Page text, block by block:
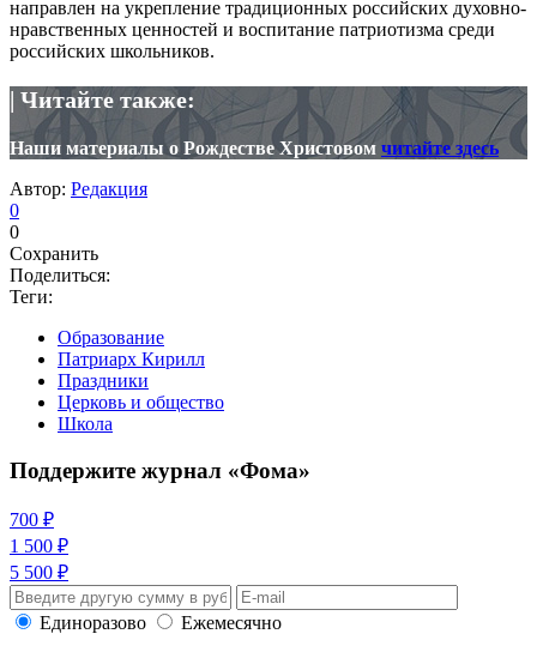
направлен на укрепление традиционных российских духовно-
нравственных ценностей и воспитание патриотизма среди
российских школьников.
| Читайте также:
Наши материалы о Рождестве Христовом читайте здесь
Автор: Редакция
0
0
Сохранить
Поделиться:
Теги:
Образование
Патриарх Кирилл
Праздники
Церковь и общество
Школа
Поддержите журнал «Фома»
700 ₽
1 500 ₽
5 500 ₽
Единоразово
Ежемесячно